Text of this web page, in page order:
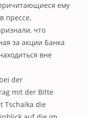
ему
прессе,
что
за акции Банка
вне
der
mit der Bitte
Tschaika die